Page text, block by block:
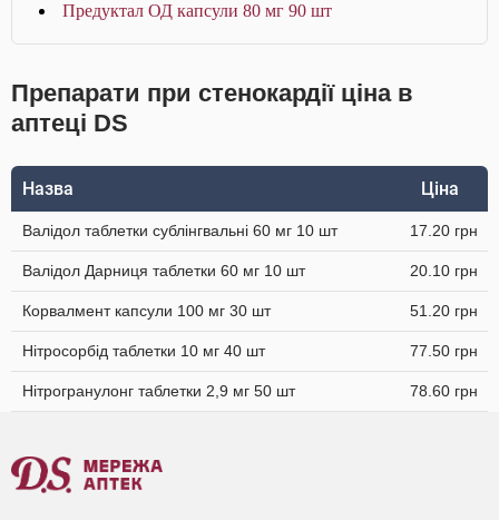
Предуктал ОД капсули 80 мг 90 шт
Препарати при стенокардії ціна в
аптеці DS
Назва Ціна
Валідол таблетки сублінгвальні 60 мг 10 шт 17.20 грн
Валідол Дарниця таблетки 60 мг 10 шт 20.10 грн
Корвалмент капсули 100 мг 30 шт 51.20 грн
Нітросорбід таблетки 10 мг 40 шт 77.50 грн
Нітрогранулонг таблетки 2,9 мг 50 шт 78.60 грн